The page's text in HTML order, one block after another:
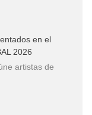
en el
2026
artistas de